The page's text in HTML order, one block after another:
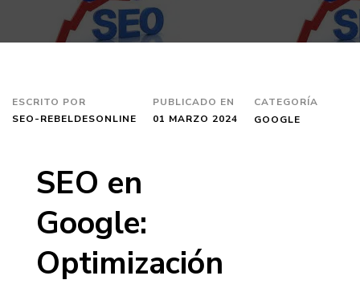
ESCRITO POR
SEO-REBELDESONLINE
PUBLICADO EN
01 MARZO 2024
CATEGORÍA
GOOGLE
SEO en
Google:
Optimización